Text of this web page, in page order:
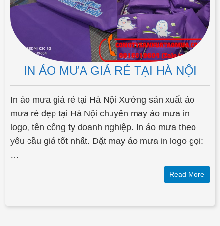
IN ÁO MƯA GIÁ RẺ TẠI HÀ NỘI
In áo mưa giá rẻ tại Hà Nội Xưởng sản xuất áo
mưa rẻ đẹp tại Hà Nội chuyên may áo mưa in
logo, tên công ty doanh nghiệp. In áo mưa theo
yêu cầu giá tốt nhất. Đặt may áo mưa in logo gọi:
…
Read More